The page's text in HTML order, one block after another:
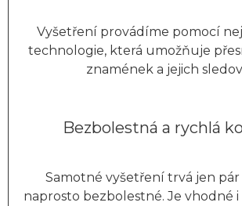
Vyšetření provádíme pomocí
technologie, která umožňuje
znamének a jejich
Bezbolestná a rychlá
Samotné vyšetření trvá jen
naprosto bezbolestné. Je vhodné